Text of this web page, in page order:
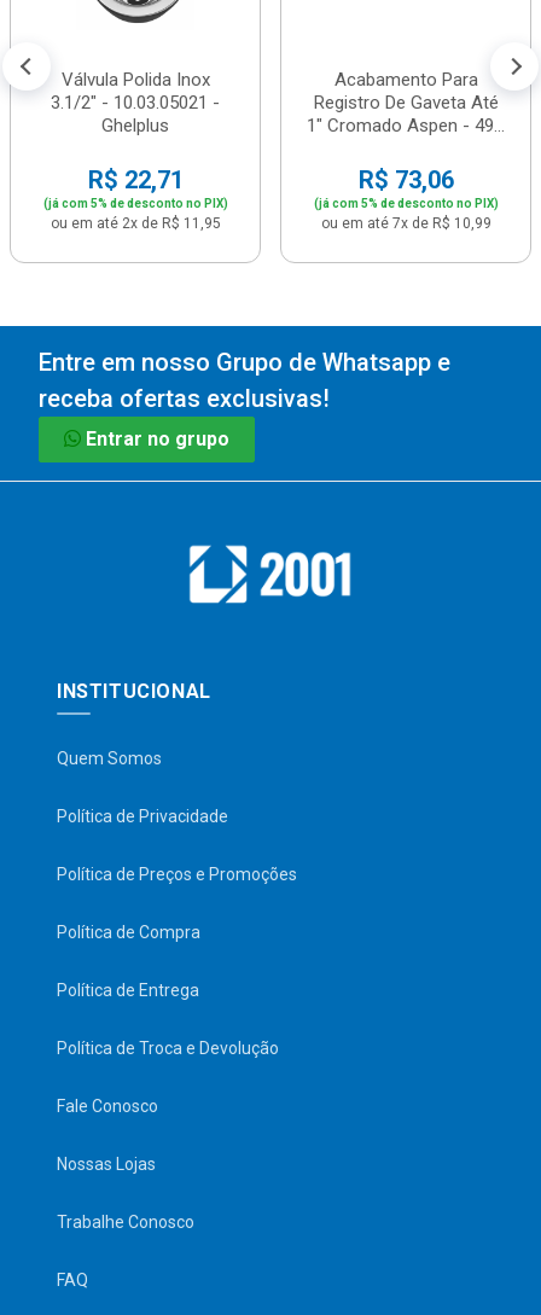
Válvula Polida Inox
3.1/2" - 10.03.05021 -
Ghelplus
R$ 22,71
(já com 5% de desconto no PIX)
ou em até 2x de R$ 11,95
Acabamento Para
Registro De Gaveta Até
1" Cromado Aspen - 49...
R$ 73,06
(já com 5% de desconto no PIX)
ou em até 7x de R$ 10,99
Entre em nosso Grupo de Whatsapp e
receba ofertas exclusivas!
Entrar no grupo
INSTITUCIONAL
Quem Somos
Política de Privacidade
Política de Preços e Promoções
Política de Compra
Política de Entrega
Política de Troca e Devolução
Fale Conosco
Nossas Lojas
Trabalhe Conosco
FAQ